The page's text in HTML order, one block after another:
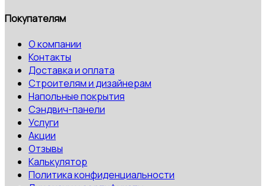
Покупателям
О компании
Контакты
Доставка и оплата
Строителям и дизайнерам
Напольные покрытия
Сэндвич-панели
Услуги
Акции
Отзывы
Калькулятор
Политика конфиденциальности